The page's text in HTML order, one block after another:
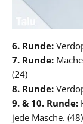
6. Runde:
7. Runde:
(24)
8. Runde:
9. & 10. Runde:
jede Masche. (48)